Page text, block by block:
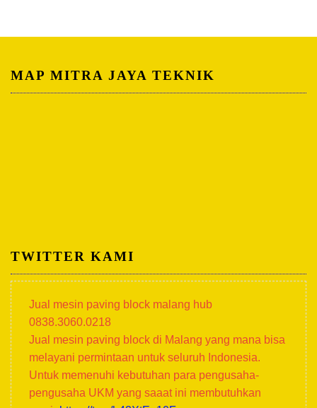
MAP MITRA JAYA TEKNIK
TWITTER KAMI
Jual mesin paving block malang hub
0838.3060.0218
Jual mesin paving block di Malang yang mana bisa
melayani permintaan untuk seluruh Indonesia.
Untuk memenuhi kebutuhan para pengusaha-
pengusaha UKM yang saaat ini membutuhkan